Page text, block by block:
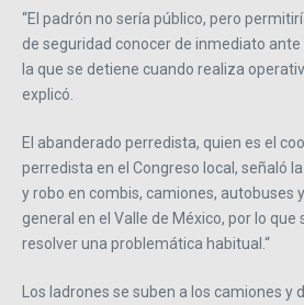
“El padrón no sería público, pero
de seguridad conocer de inmediato
la que se detiene cuando realiza
explicó.
El abanderado perredista, quien es el
perredista en el Congreso local, señaló
y robo en combis, camiones, autobuses
general en el Valle de México, por lo que
resolver una problemática habitual.“
Los ladrones se suben a los camiones y